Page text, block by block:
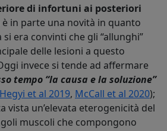
di infortuni ai posteriori
è in parte una novità in quanto
era convinti che gli “allunghi”
delle lesioni a questo
invece si tende ad affermare
tempo “la causa e la soluzione”
Hegyi et al 2019, McCall et al 2020);
vista un’elevata eterogenicità del
muscoli che compongono